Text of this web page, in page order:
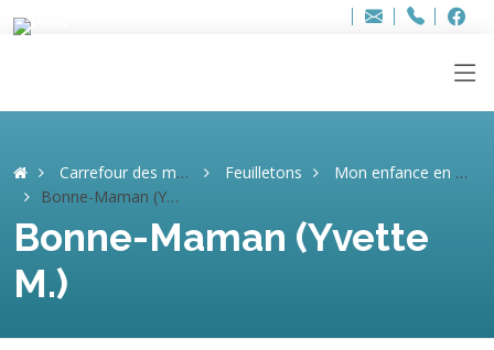
Adresse
info..hâthe..
Tel.
Tel.
Carrefour des mémoires Feuilletons
Mon enfance en Ardennes (Yvette M.)
Bonne-Maman (Yvette M.)
Bonne-Maman (Yvette
M.)